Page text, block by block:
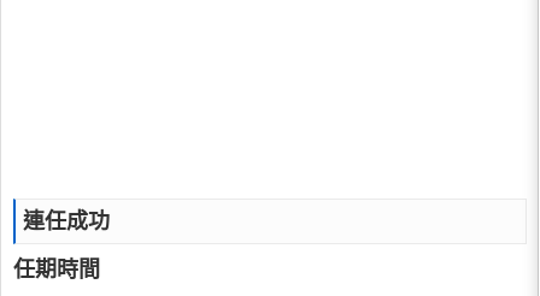
連任成功
任期時間